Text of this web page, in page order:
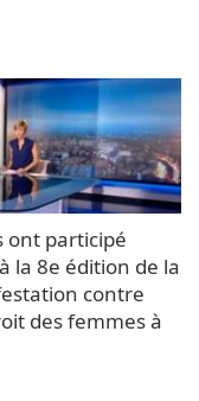
ont participé
la 8e édition de la
contre
des femmes à